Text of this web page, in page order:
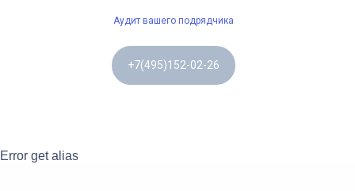
Аудит вашего подрядчика
+7(495)152-02-26
Error get alias